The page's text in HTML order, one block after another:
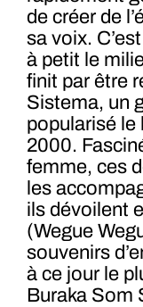
de créer de
sa voix.
à petit le
finit par être
Sistema, un
popularisé le
2000.
femme, ces
les
ils dévoilent
(Wegue
souvenirs
à ce jour le
Buraka Som